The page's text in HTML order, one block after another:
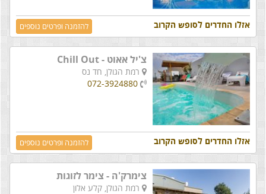
אזלו החדרים לסופש הקרוב להזמנה ופרטים נוספים
צ'יל אאוט - Chill Out
רמת הגולן, חד נס
072-3924880
אזלו החדרים לסופש הקרוב להזמנה ופרטים נוספים
צימרק'ה - צימר לזוגות
רמת הגולן,קלע אלון